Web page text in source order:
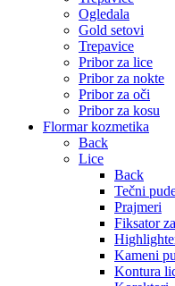
Ogledala
Gold setovi
Trepavice
Pribor za lice
Pribor za nokte
Pribor za oči
Pribor za kosu
Flormar kozmetika
Back
Lice
Back
Tečni
Prajmeri
Fiksator
Kameni
Kontura